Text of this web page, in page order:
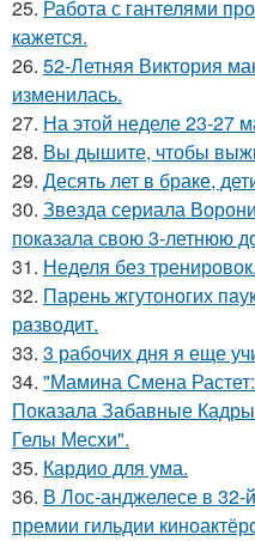
25. Работа с гантелями
кажется.
26. 52-Летняя Виктория
изменилась.
27. На этой неделе 23-27
28. Вы дышите, чтобы
29. Десять лет в браке,
30. Звезда сериала
показала свою 3-летнюю
31. Неделя без тренировок.
32. Парень жгутоногих
рaзвoдит.
33. 3 рабочих дня я еще
34. "Мамина Смена
Показала Забавные
Гелы Месхи".
35. Кардио для ума.
36. В Лос-анджелесе в
премии гильдии